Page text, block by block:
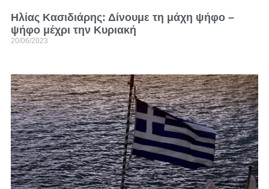
Ηλίας Κασιδιάρης: Δίνουμε τη μάχη ψήφο –
ψήφο μέχρι την Κυριακή
20/06/2023